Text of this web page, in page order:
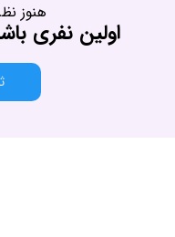
هنوز
اولین نفری